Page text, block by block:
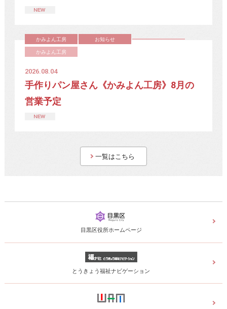
かみよん工房
お知らせ
かみよん工房
2026.08.04
手作りパン屋さん《かみよん工房》8月の
営業予定
一覧はこちら
目黒区役所ホームページ
とうきょう福祉ナビゲーション